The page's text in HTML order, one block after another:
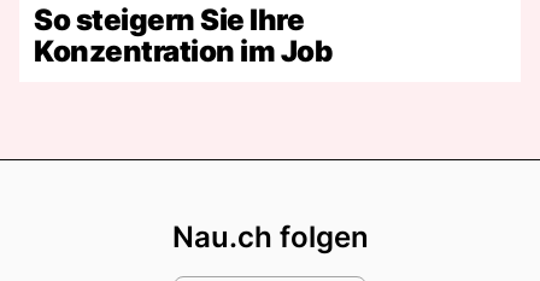
So steigern Sie Ihre
Konzentration im Job
Nau.ch folgen